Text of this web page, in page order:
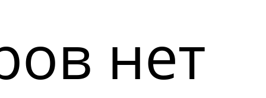
нет